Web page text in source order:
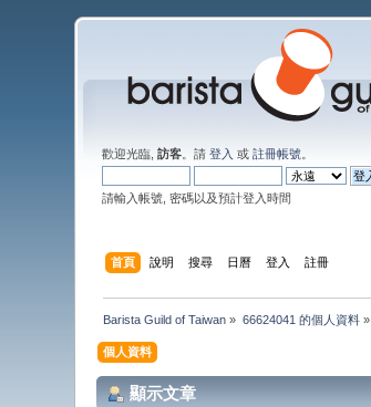
歡迎光臨,訪客 。請登入 或註冊帳號
請輸入帳號, 密碼以及預計登入時間
首頁 說明 搜尋 日曆 登入 註冊
Barista Guild of Taiwan » 66624041 的個人資料»
個人資料
顯示文章